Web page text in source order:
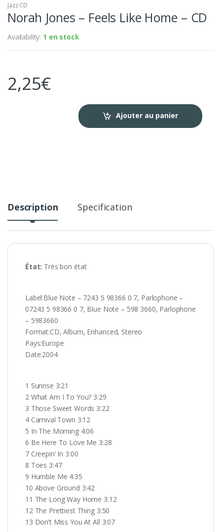
Jazz CD
Norah Jones – Feels Like Home – CD
Availability: 1 en stock
2,25€
Ajouter au panier
Description Specification
État: Trèsbon état
Label:Blue Note ‎– 7243 5 98366 0 7, Parlophone ‎–
07243 5 98366 0 7, Blue Note ‎– 598 3660, Parlophone
‎– 5983660
Format:CD, Album, Enhanced, Stereo
Pays:Europe
Date:2004
1 Sunrise 3:21
2 What Am I To You? 3:29
3 Those Sweet Words 3:22
4 Carnival Town 3:12
5 In The Morning 4:06
6 Be Here To Love Me 3:28
7 Creepin’ In 3:00
8 Toes 3:47
9 Humble Me 4:35
10 Above Ground 3:42
11 The Long Way Home 3:12
12 The Prettiest Thing 3:50
13 Don’t Miss You At All 3:07